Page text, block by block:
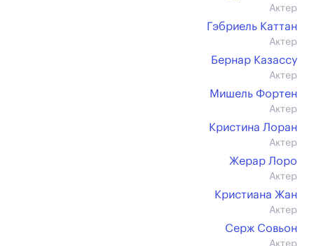
Актер
Гэбриель Каттан
Актер
Бернар Казассу
Актер
Мишель Фортен
Актер
Кристина Лоран
Актер
Жерар Лоро
Актер
Кристиана Жан
Актер
Серж Совьон
Актер